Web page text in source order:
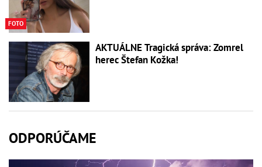
FOTO
AKTUÁLNE Tragická správa: Zomrel
herec Štefan Kožka!
ODPORÚČAME